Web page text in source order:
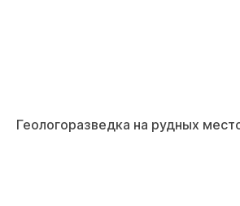
Геологоразведка на рудных